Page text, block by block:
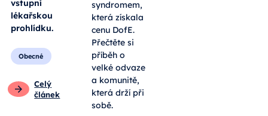
vstupní
lékařskou
prohlídku.
Obecné
Celý
článek
syndromem,
která získala
cenu DofE.
Přečtěte si
příběh o
velké odvaze
a komunitě,
která drží při
sobě.